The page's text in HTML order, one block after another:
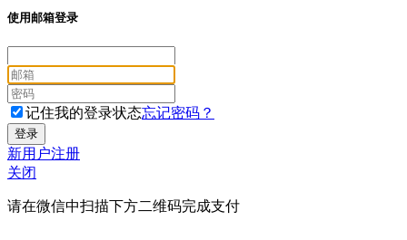
使用邮箱登录
记住我的登录状态忘记密码？
新用户注册
关闭
请在微信中扫描下方二维码完成支付